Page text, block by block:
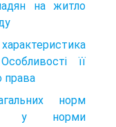
на житло
її
права
норм
у норми